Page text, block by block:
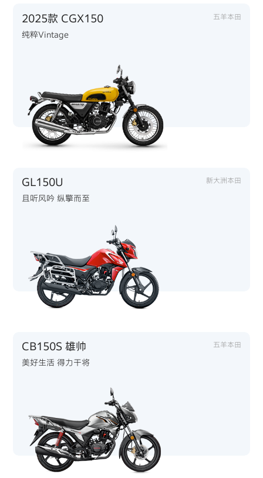
2025款 CGX150 五羊本田
纯粹Vintage
GL150U 新大洲本田
且听风吟 纵擎而至
CB150S 雄帅 五羊本田
美好生活 得力干将